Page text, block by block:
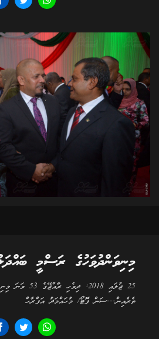
މިނިވަންދުވަހުގެ ރަސްމީ
25 ޖުލައި
ތެރެއިން---ސަން ފޮޓޯ/ މުހައްމަދު އަފްރާހް